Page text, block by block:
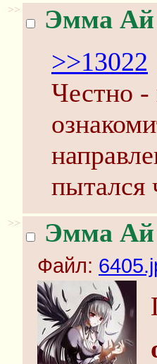
>> Эмма Ай
>>13022
Честно -
пытался
>> Эмма Ай
Файл: